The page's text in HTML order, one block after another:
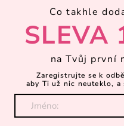
Co takhle
SLEVA
na Tvůj první
Zaregistrujte se k
aby Ti už nic neuteklo, a